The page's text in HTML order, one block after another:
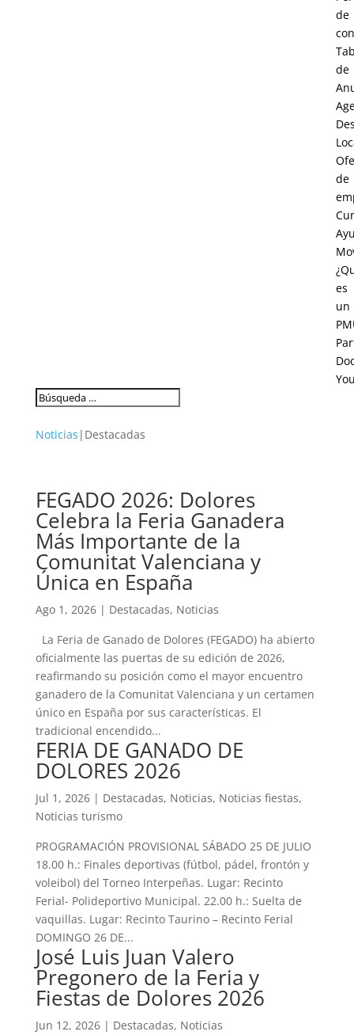
de
de
de
es
un
Noticias | Destacadas
FEGADO 2026: Dolores
Celebra la Feria Ganadera
Más Importante de la
Comunitat Valenciana y
Única en España
Ago 1, 2026| Destacadas, Noticias
La Feria de Ganado de Dolores (FEGADO) ha abierto
oficialmente las puertas de su edición de 2026,
reafirmando su posición como el mayor encuentro
ganadero de la Comunitat Valenciana y un certamen
único en España por sus características. El
tradicional encendido...
FERIA DE GANADO DE
DOLORES 2026
Jul 1, 2026| Destacadas, Noticias, Noticias fiestas,
Noticias turismo
PROGRAMACIÓN PROVISIONAL SÁBADO 25 DE JULIO
18.00 h.: Finales deportivas (fútbol, pádel, frontón y
voleibol) del Torneo Interpeñas. Lugar: Recinto
Ferial- Polideportivo Municipal. 22.00 h.: Suelta de
vaquillas. Lugar: Recinto Taurino – Recinto Ferial
DOMINGO 26 DE...
José Luis Juan Valero
Pregonero de la Feria y
Fiestas de Dolores 2026
Jun 12, 2026| Destacadas, Noticias